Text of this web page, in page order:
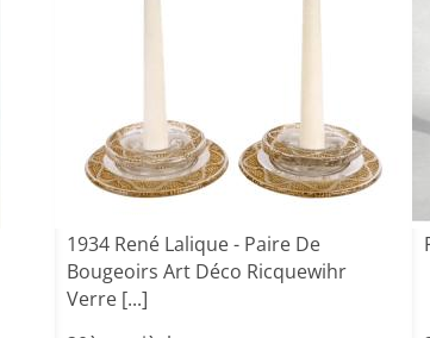
1934 René Lalique - Paire De
Bougeoirs Art Déco Ricquewihr
Verre [...]